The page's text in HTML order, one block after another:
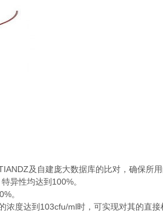
及自建庞大数据库的比对，确保所
异性均达到 100%。
。
浓度达到 103cfu/ml时，可实现对其的直